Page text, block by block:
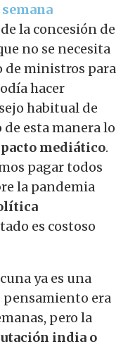
semana
la concesión de
no se necesita
de ministros para
hacer
habitual de
esta manera lo
mediático.
pagar todos
la pandemia
es costoso
ya es una
era
pero la
india o